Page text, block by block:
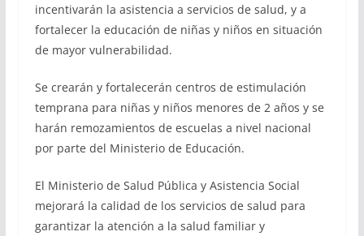
incentivarán la asistencia a servicios de salud, y a
fortalecer la educación de niñas y niños en situación
de mayor vulnerabilidad.
Se crearán y fortalecerán centros de estimulación
temprana para niñas y niños menores de 2 años y se
harán remozamientos de escuelas a nivel nacional
por parte del Ministerio de Educación.
El Ministerio de Salud Pública y Asistencia Social
mejorará la calidad de los servicios de salud para
garantizar la atención a la salud familiar y